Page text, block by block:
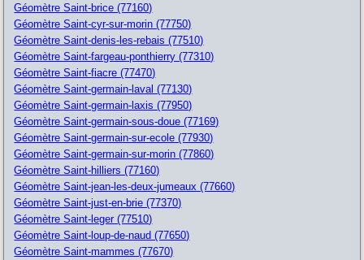
Géomètre Saint-brice (77160)
Géomètre Saint-cyr-sur-morin (77750)
Géomètre Saint-denis-les-rebais (77510)
Géomètre Saint-fargeau-ponthierry (77310)
Géomètre Saint-fiacre (77470)
Géomètre Saint-germain-laval (77130)
Géomètre Saint-germain-laxis (77950)
Géomètre Saint-germain-sous-doue (77169)
Géomètre Saint-germain-sur-ecole (77930)
Géomètre Saint-germain-sur-morin (77860)
Géomètre Saint-hilliers (77160)
Géomètre Saint-jean-les-deux-jumeaux (77660)
Géomètre Saint-just-en-brie (77370)
Géomètre Saint-leger (77510)
Géomètre Saint-loup-de-naud (77650)
Géomètre Saint-mammes (77670)